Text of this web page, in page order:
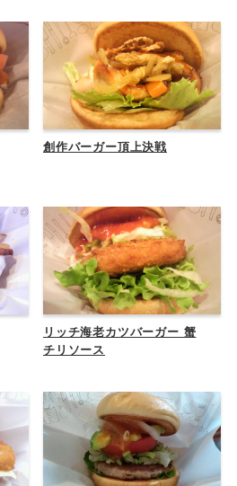
創作バーガー頂上決戦
リッチ海老カツバーガー 蟹
チリソース